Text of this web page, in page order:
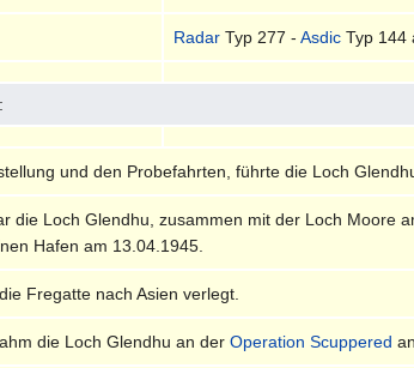
Radar Typ 277 -Asdic Typ 144
und den Probefahrten, führte die Loch
die Loch Glendhu, zusammen mit der Loch Moore
Hafen am 13.04.1945.
Fregatte nach Asien verlegt.
die Loch Glendhu an derOperation Scuppered